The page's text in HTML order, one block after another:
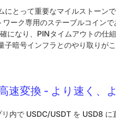
とって重要なマイルストーン
ーク専用のステーブルコイン
になり、PINタイムアウトの仕
暗号インフラとのやり取りが
速変換 - より速く、
内で USDC/USDT を USD8 に